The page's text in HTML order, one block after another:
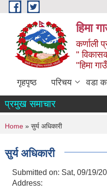
Skip to main content
हिमा
कर्णाली
"
"हिमा
गृहपृष्ठ परिचय वडा
प्रमुख समाचार
You are here
Home » सुर्य अधिकारी
सुर्य अधिकारी
Submitted on: Sat, 09/19/
Address: